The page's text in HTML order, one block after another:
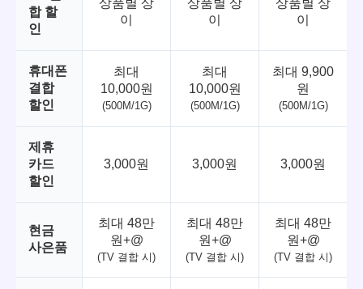
합 할
인
이
이
이
휴대폰
결합
할인
최대
10,000원
(500M/1G)
최대
10,000원
(500M/1G)
최대 9,900
원
(500M/1G)
제휴
카드
할인
3,000원 3,000원 3,000원
현금
사은품
최대 48만
원+@
(TV 결합 시)
최대 48만
원+@
(TV 결합 시)
최대 48만
원+@
(TV 결합 시)